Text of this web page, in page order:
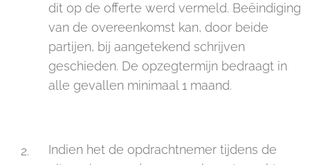
dit op de offerte werd vermeld. Beëindiging
van de overeenkomst kan, door beide
partijen, bij aangetekend schrijven
geschieden. De opzegtermijn bedraagt in
alle gevallen minimaal 1 maand.
Indien het de opdrachtnemer tijdens de